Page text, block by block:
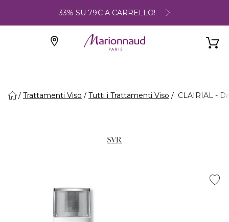
-33% SU 79€ A CARRELLO!
Trattamenti Viso Tutti i Trattamenti Viso CLAIRIAL -